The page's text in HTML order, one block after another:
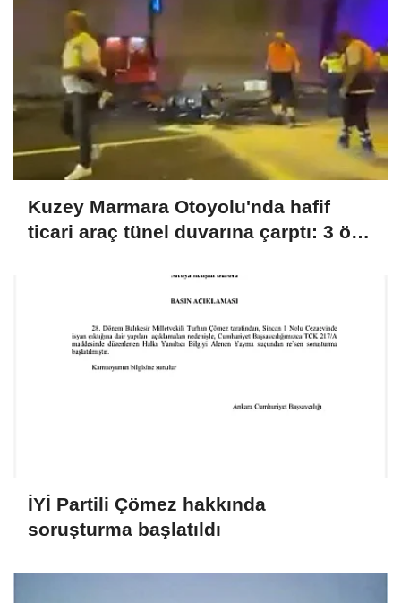
Kuzey Marmara Otoyolu'nda hafif
ticari araç tünel duvarına çarptı: 3 ölü,
İYİ Partili Çömez hakkında
soruşturma başlatıldı